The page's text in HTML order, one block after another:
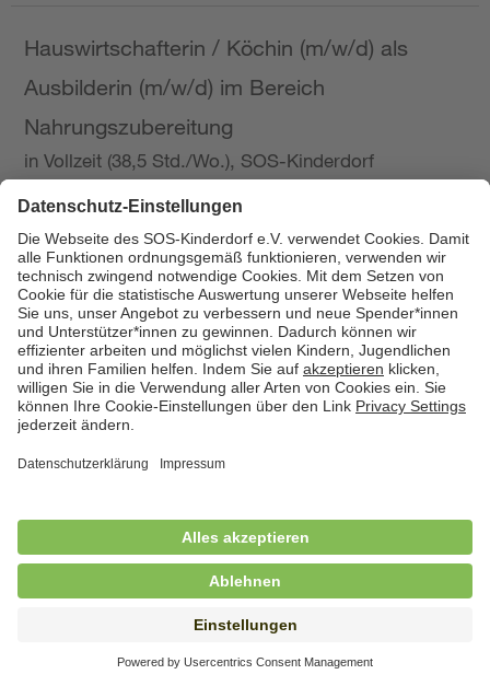
Hauswirtschafterin / Köchin (m/w/d) als
Ausbilderin (m/w/d) im Bereich
Nahrungszubereitung
in Vollzeit (38,5 Std./Wo.), SOS-Kinderdorf
Hauswirtschaftskraft (m/w/d)
in Teilzeit (mind. 20 - max. 30 Std./.Wo.), SOS-
Kinderdorf Essen, Essen
Hauswirtschaftskraft (m/w/d)
Kinderdorf Dortmund, Hagen
Hauswirtschaftskraft (m/w/d) für
in unbefristeter Anstellung, Teilzeit (19,25 Std./Wo.),